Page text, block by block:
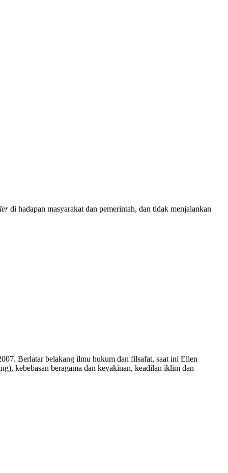
di hadapan masyarakat dan pemerintah, dan tidak menjalankan
Berlatar belakang ilmu hukum dan filsafat, saat ini Ellen
kebebasan beragama dan keyakinan, keadilan iklim dan